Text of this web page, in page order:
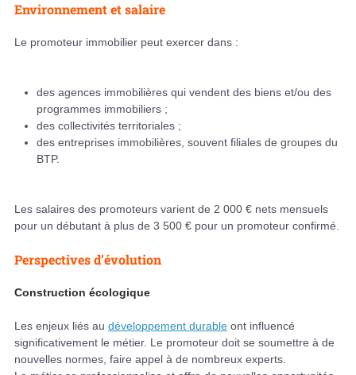
Environnement et salaire
Le promoteur immobilier peut exercer dans :
des agences immobilières qui vendent des biens et/ou des
programmes immobiliers ;
des collectivités territoriales ;
des entreprises immobilières, souvent filiales de groupes du
BTP.
Les salaires des promoteurs varient de 2 000 € nets mensuels
pour un débutant à plus de 3 500 € pour un promoteur confirmé.
Perspectives d’évolution
Construction écologique
Les enjeux liés au développement durable ont influencé
significativement le métier. Le promoteur doit se soumettre à de
nouvelles normes, faire appel à de nombreux experts.